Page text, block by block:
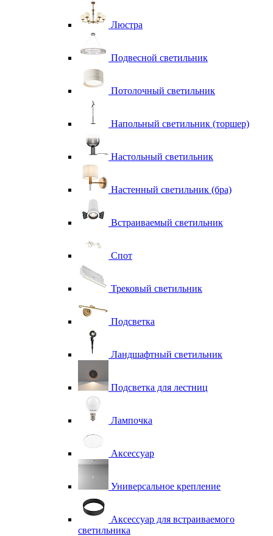
Люстра
Подвесной светильник
Потолочный светильник
Напольный светильник (торшер)
Настольный светильник
Настенный светильник (бра)
Встраиваемый светильник
Спот
Трековый светильник
Подсветка
Ландшафтный светильник
Подсветка для лестниц
Лампочка
Аксессуар
Универсальное крепление
Аксессуар для встраиваемого
светильника